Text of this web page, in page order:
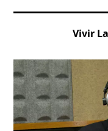
Vivir